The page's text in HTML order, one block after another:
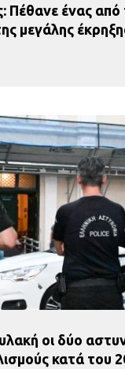
Πέθανε ένας
μεγάλης
οι δύο
κατά του